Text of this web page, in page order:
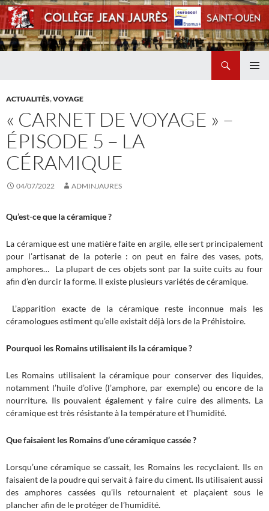
CONTENU
ACTUALITÉS,VOYAGE
« CARNET DE VOYAGE » –
ÉPISODE 5 – LA
CÉRAMIQUE
04/07/2022 ADMINJAURES
Qu’est-ce que la céramique ?
La céramique est une matière faite en argile, elle sert principalement
pour l’artisanat de la poterie : on peut en faire des vases, pots,
amphores… La plupart de ces objets sont par la suite cuits au four
afin d’en durcir la forme. Il existe plusieurs variétés de céramique.
L’apparition exacte de la céramique reste inconnue mais les
céramologues estiment qu’elle existait déjà lors de la Préhistoire.
Pourquoi les Romains utilisaient ils la céramique ?
Les Romains utilisaient la céramique pour conserver des liquides,
notamment l’huile d’olive (l’amphore, par exemple) ou encore de la
nourriture. Ils pouvaient également y faire cuire des aliments. La
céramique est très résistante à la température et l’humidité.
Que faisaient les Romains d’une céramique cassée ?
Lorsqu’une céramique se cassait, les Romains les recyclaient. Ils en
faisaient de la poudre qui servait à faire du ciment. Ils utilisaient aussi
des amphores cassées qu’ils retournaient et plaçaient sous le
plancher afin de le protéger de l’humidité.